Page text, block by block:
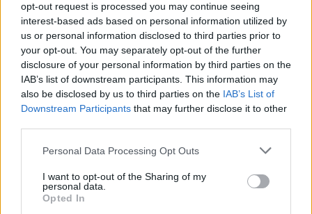
opt-out request is processed you may continue seeing
interest-based ads based on personal information utilized by
us or personal information disclosed to third parties prior to
your opt-out. You may separately opt-out of the further
disclosure of your personal information by third parties on the
IAB’s list of downstream participants. This information may
also be disclosed by us to third parties on the IAB’s List of
Downstream Participants that may further disclose it to other
Please note that this website/app uses one or more Google
not limited to your visit or usage behaviour. You may click to
grant or deny consent to Google and its third-party tags to
use your data for below specified purposes in below Google
Personal Data Processing Opt Outs
I want to opt-out of the Sharing of my
personal data.
Opted In
Az előadás a zsámbéki nyár egyik leginkább
újszerű színházi produkciója, amely szombat
este várja a közönséget - hívta fel a figyelmet
Farkas Csilla.
Színház